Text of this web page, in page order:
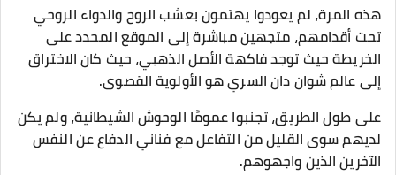
هذه المرة، لم يعودوا يهتمون بعشب الروح والدواء الروحي
تحت أقدامهم، متجهين مباشرة إلى الموقع المحدد على
الخريطة حيث توجد فاكهة الأصل الذهبي، حيث كان الاختراق
إلى عالم شوان دان السري هو الأولوية القصوى.
على طول الطريق، تجنبوا عمومًا الوحوش الشيطانية، ولم يكن
لديهم سوى القليل من التفاعل مع فناني الدفاع عن النفس
الآخرين الذين واجهوهم.